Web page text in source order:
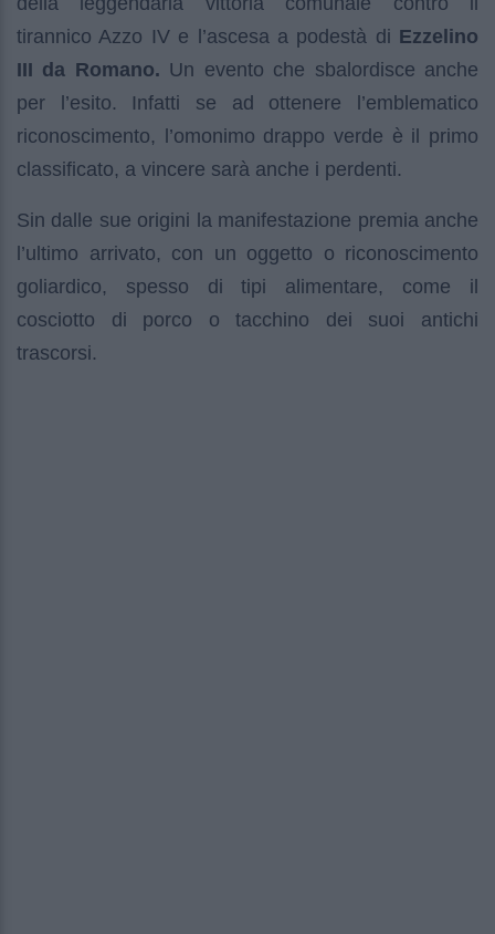
tirannico Azzo IV e l’ascesa a podestà di Ezzelino
III da Romano. Un evento che sbalordisce anche
per l’esito. Infatti se ad ottenere l’emblematico
riconoscimento, l’omonimo drappo verde è il primo
classificato, a vincere sarà anche i perdenti.
Sin dalle sue origini la manifestazione premia anche
l’ultimo arrivato, con un oggetto o riconoscimento
goliardico, spesso di tipi alimentare, come il
cosciotto di porco o tacchino dei suoi antichi
trascorsi.